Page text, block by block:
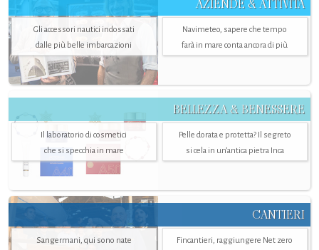
AZIENDE & ATTIVITÀ
Gli accessori nautici indossati
dalle più belle imbarcazioni
Navimeteo, sapere che tempo
farà in mare conta ancora di più
BELLEZZA & BENESSERE
Il laboratorio di cosmetici
che si specchia in mare
Pelle dorata e protetta? Il segreto
si cela in un’antica pietra Inca
CANTIERI
Sangermani, qui sono nate
Fincantieri, raggiungere Net zero